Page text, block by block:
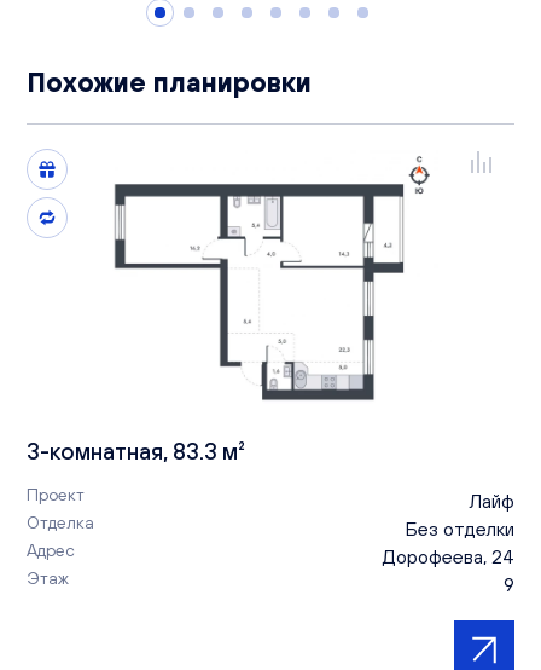
Похожие планировки
3-комнатная, 83.3 м²
Проект Лайф
Отделка Без отделки
Адрес Дорофеева, 24
Этаж 9